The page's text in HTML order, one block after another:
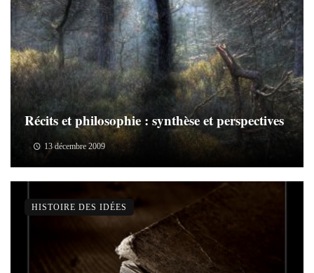
Récits et philosophie : synthèse et perspectives
13 décembre 2009
HISTOIRE DES IDÉES